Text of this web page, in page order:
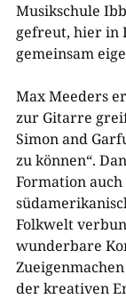
Musikschule
gefreut, hier in
gemeinsam
Max Meeders
zur Gitarre
Simon and
zu können“.
Formation
Folkwelt
wunderbare
der kreativen